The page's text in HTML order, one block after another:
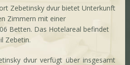
Zebetinsky dvur bietet Unterkunft
Zimmern mit einer
Betten. Das Hotelareal befindet
Zebetin.
dvur verfügt über insgesamt